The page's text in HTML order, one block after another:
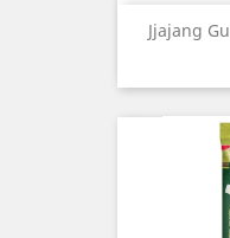
Jjajang